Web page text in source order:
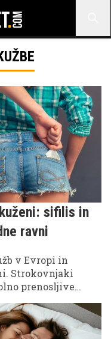
sifilis in
ravni
v Evropi in
Strokovnjaki
prenosljive
razlogi pa
kondomov.